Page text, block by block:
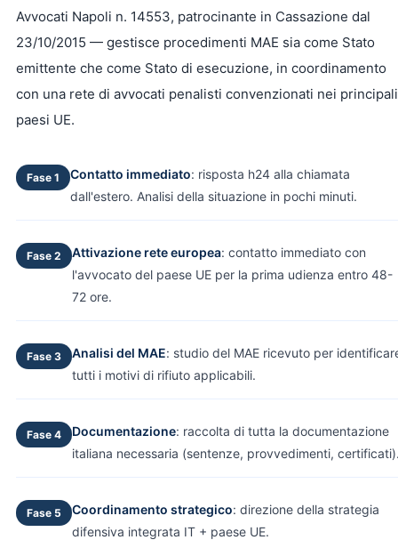
Avvocati Napoli n. 14553, patrocinante in Cassazione dal
23/10/2015 — gestisce procedimenti MAE sia come Stato
emittente che come Stato di esecuzione, in coordinamento
con una rete di avvocati penalisti convenzionati nei principali
paesi UE.
Fase 1 Contatto immediato: risposta h24 alla chiamata
dall'estero. Analisi della situazione in pochi minuti.
Fase 2 Attivazione rete europea: contatto immediato con
l'avvocato del paese UE per la prima udienza entro 48-
72 ore.
Fase 3 Analisi del MAE: studio del MAE ricevuto per
tutti i motivi di rifiuto applicabili.
Fase 4 Documentazione: raccolta di tutta la documentazione
italiana necessaria (sentenze, provvedimenti,
Fase 5 Coordinamento strategico: direzione della strategia
difensiva integrata IT + paese UE.